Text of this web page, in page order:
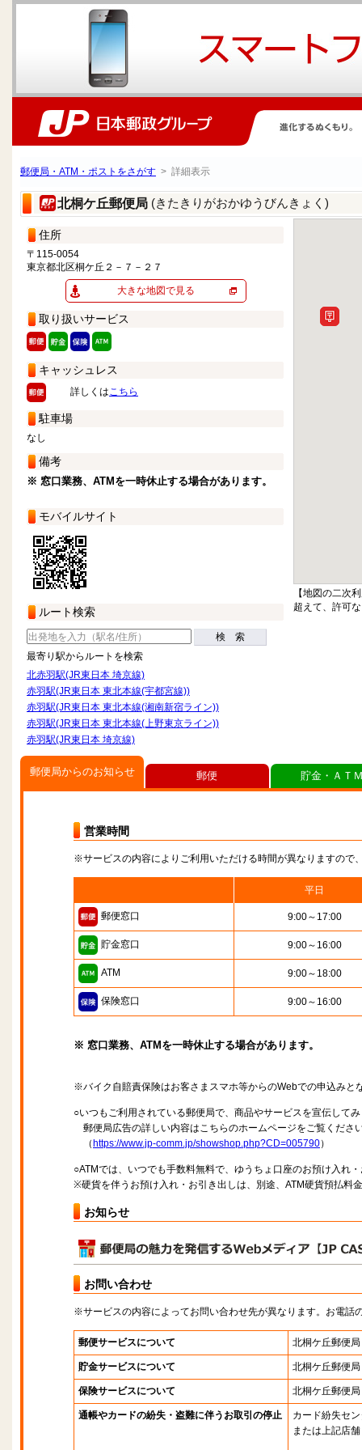
郵便局・ATM・ポストをさがす > 詳細表示
北桐ケ丘郵便局 (きたきりがおかゆうびんきょく)
住所
〒115-0054
東京都北区桐ケ丘２－７－２７
大きな地図で見る
取り扱いサービス
キャッシュレス
詳しくはこちら
駐車場
なし
備考
※ 窓口業務、ATMを一時休止する場合があります。
モバイルサイト
ルート検索
検 索
最寄り駅からルートを検索
北赤羽駅(JR東日本 埼京線)
赤羽駅(JR東日本 東北本線(宇都宮線))
赤羽駅(JR東日本 東北本線(湘南新宿ライン))
赤羽駅(JR東日本 東北本線(上野東京ライン))
赤羽駅(JR東日本 埼京線)
【地図の二次
超えて、許可
郵便局からのお知らせ
営業時間
※サービスの内容によりご利用いただける時間が異なりますので
平日
郵便窓口 9:00～17:00
貯金窓口 9:00～16:00
ATM 9:00～18:00
保険窓口 9:00～16:00
※ 窓口業務、ATMを一時休止する場合があります。
※バイク自賠責保険はお客さまスマホ等からのWebでの申込みと
○いつもご利用されている郵便局で、商品やサービスを宣伝して
郵便局広告の詳しい内容はこちらのホームページをご覧くださ
（ https://www.jp-comm.jp/showshop.php?CD=005790）
○ATMでは、いつでも手数料無料で、ゆうちょ口座のお預け入れ
※硬貨を伴うお預け入れ・お引き出しは、別途、ATM硬貨預払料
お知らせ
お問い合わせ
※サービスの内容によってお問い合わせ先が異なります。お電話
郵便サービスについて 北桐ケ丘郵便局
貯金サービスについて 北桐ケ丘郵便局
保険サービスについて 北桐ケ丘郵便局
通帳やカードの紛失・盗難に伴うお取引の停止
カード紛失セ
または上記店舗
郵便 貯金・ＡＴ